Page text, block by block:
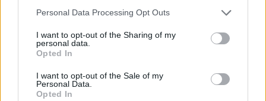
Please note that this website/app uses one or more Google
not limited to your visit or usage behaviour. You may click to
grant or deny consent to Google and its third-party tags to
use your data for below specified purposes in below Google
consent section.
Personal Data Processing Opt Outs
I want to opt-out of the Sharing of my
personal data.
Opted In
I want to opt-out of the Sale of my
Personal Data.
Opted In
Δίνεται η δυνατότητα στον καταναλωτή να
ημέρες, ενώ μπαίνει πλαφόν στην προσαύξηση
από ένα τέτοιο δάνειο την περίοδο που το
ξεχρεώνει ο καταναλωτής, το οποίο κυμαίνεται
από 30% έως 50%. Θα ισχύσει για τις